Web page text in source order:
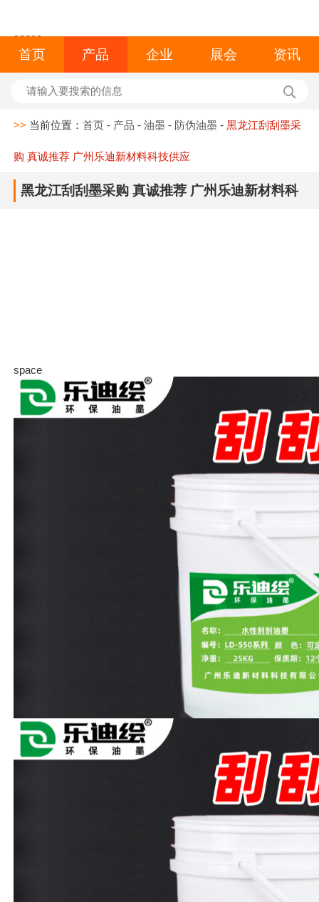
space
首页 产品 企业 展会 资讯
>> 当前位置：首页 - 产品 -油墨 - 防伪油墨 -黑龙江刮刮墨采
购 真诚推荐 广州乐迪新材料科技供应
黑龙江刮刮墨采购 真诚推荐 广州乐迪新材料科
space